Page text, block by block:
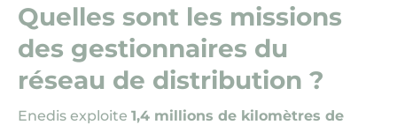
Quelles sont les missions
des gestionnaires du
réseau de distribution ?
Enedis exploite 1,4 millions de kilomètres de